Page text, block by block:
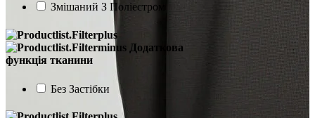
Змішаний З Поліестром
Додаткова
функція тканини
Без Застібки